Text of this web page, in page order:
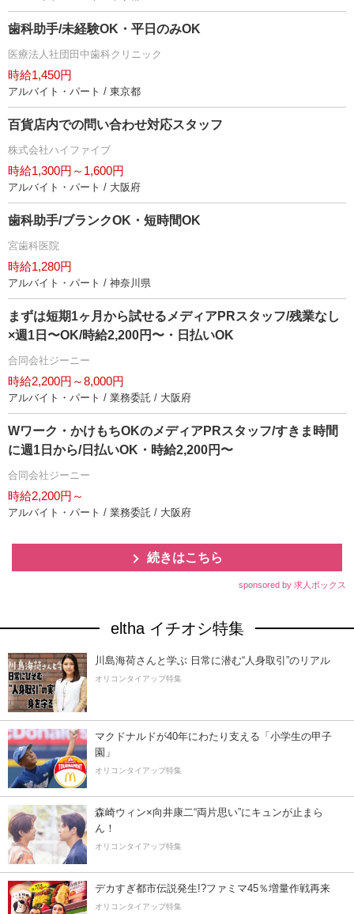
歯科助手/未経験OK・平日のみOK
医療法人社団田中歯科クリニック
時給1,450円
アルバイト・パート / 東京都
百貨店内での問い合わせ対応スタッフ
株式会社ハイファイブ
時給1,300円～1,600円
アルバイト・パート / 大阪府
歯科助手/ブランクOK・短時間OK
宮歯科医院
時給1,280円
アルバイト・パート / 神奈川県
まずは短期1ヶ月から試せるメディアPRスタッフ/残業なし
×週1日〜OK/時給2,200円〜・日払いOK
合同会社ジーニー
時給2,200円～8,000円
アルバイト・パート / 業務委託 / 大阪府
Wワーク・かけもちOKのメディアPRスタッフ/すきま時間
に週1日から/日払いOK・時給2,200円〜
合同会社ジーニー
時給2,200円～
アルバイト・パート / 業務委託 / 大阪府
続きはこちら
sponsored by 求人ボックス
eltha イチオシ特集
川島海荷さんと学ぶ 日常に潜む“人身取引”のリアル
オリコンタイアップ特集
マクドナルドが40年にわたり支える「小学生の甲子
園」
オリコンタイアップ特集
森崎ウィン×向井康二“両片思い”にキュンが止まら
ん！
オリコンタイアップ特集
デカすぎ都市伝説発生!?ファミマ45％増量作戦再来
オリコンタイアップ特集